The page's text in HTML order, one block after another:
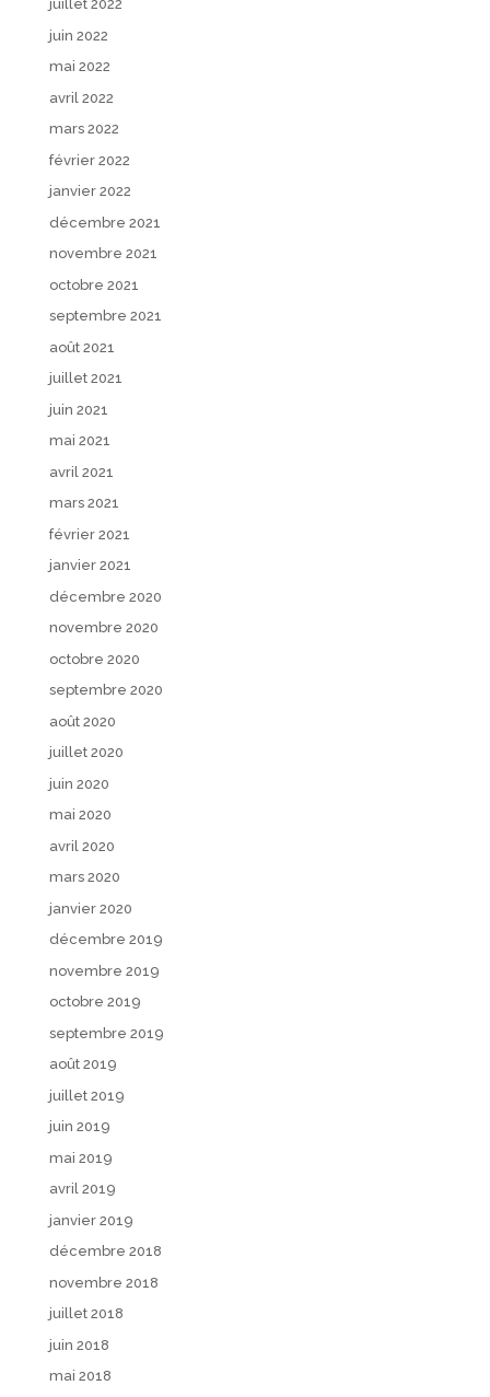
juillet 2022
juin 2022
mai 2022
avril 2022
mars 2022
février 2022
janvier 2022
décembre 2021
novembre 2021
octobre 2021
septembre 2021
août 2021
juillet 2021
juin 2021
mai 2021
avril 2021
mars 2021
février 2021
janvier 2021
décembre 2020
novembre 2020
octobre 2020
septembre 2020
août 2020
juillet 2020
juin 2020
mai 2020
avril 2020
mars 2020
janvier 2020
décembre 2019
novembre 2019
octobre 2019
septembre 2019
août 2019
juillet 2019
juin 2019
mai 2019
avril 2019
janvier 2019
décembre 2018
novembre 2018
juillet 2018
juin 2018
mai 2018